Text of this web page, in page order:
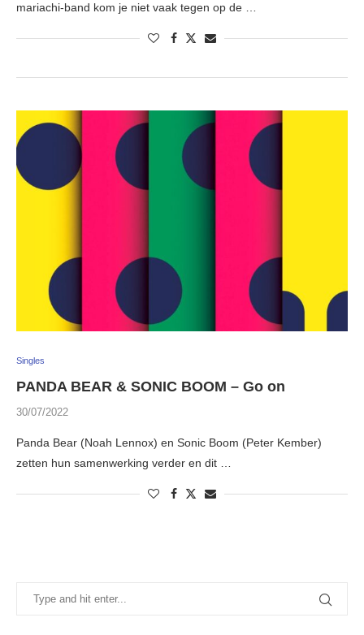
mariachi-band kom je niet vaak tegen op de …
Singles
PANDA BEAR & SONIC BOOM – Go on
30/07/2022
Panda Bear (Noah Lennox) en Sonic Boom (Peter Kember)
zetten hun samenwerking verder en dit …